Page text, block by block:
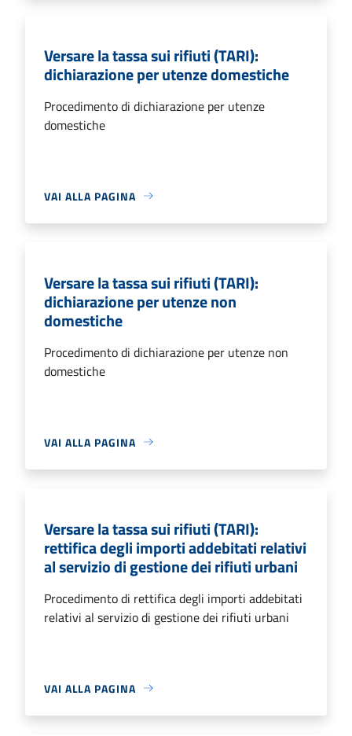
Versare la tassa sui rifiuti (TARI):
dichiarazione per utenze domestiche
Procedimento di dichiarazione per utenze
domestiche
VAI ALLA PAGINA
Versare la tassa sui rifiuti (TARI):
dichiarazione per utenze non
domestiche
Procedimento di dichiarazione per utenze non
domestiche
VAI ALLA PAGINA
Versare la tassa sui rifiuti (TARI):
rettifica degli importi addebitati relativi
al servizio di gestione dei rifiuti urbani
Procedimento di rettifica degli importi addebitati
relativi al servizio di gestione dei rifiuti urbani
VAI ALLA PAGINA